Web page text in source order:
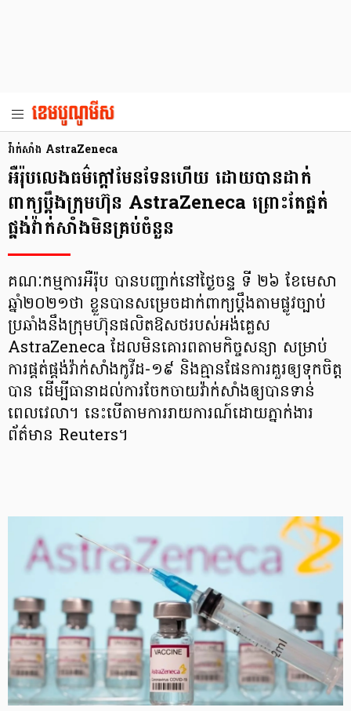
វ៉ាក់សាំង AstraZeneca
អឺរ៉ុប​លេងធម៌ក្ដៅ​មែនទែនហើយ ដោយ​បានដាក់
ពាក្យប្ដឹងក្រុមហ៊ុន AstraZeneca ព្រោះតែ​ផ្គត់
ផ្គង់វ៉ាក់សាំងមិនគ្រប់ចំនួន
គណៈកម្មការអឺរ៉ុប បានបញ្ជាក់នៅថ្ងៃចន្ទ ទី ២៦ ខែមេសា
ឆ្នាំ២០២១ថា ខ្លួនបានសម្រេចដាក់ពាក្យប្ដឹងតាមផ្លូវច្បាប់
ប្រឆាំងនឹងក្រុមហ៊ុនផលិតឱសថរបស់អង់គ្លេស
AstraZeneca ដែលមិនគោរពតាមកិច្ចសន្យា សម្រាប់
ការផ្គត់ផ្គង់វ៉ាក់សាំងកូវីដ-១៩ និងគ្មានផែនការគួរឲ្យទុកចិត្ត
បាន ដើម្បីធានាដល់ការចែកចាយវ៉ាក់សាំងឲ្យបានទាន់
ពេលវេលា។ នេះបើតាមការរាយការណ៍ដោយភ្នាក់ងារ
ព័ត៌មាន Reuters។